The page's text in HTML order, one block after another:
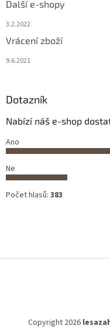
Další e-shopy
3.2.2022
Vrácení zboží
9.6.2021
Dotazník
Nabízí náš e-shop
Ano
Ne
Počet hlasů: 383
Copyright 2026